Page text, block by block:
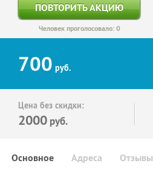
ПОВТОРИТЬ АКЦИЮ
Человек проголосовало: 0
700 руб.
Цена без скидки:
2000 руб.
Основное Отзывы
Адреса